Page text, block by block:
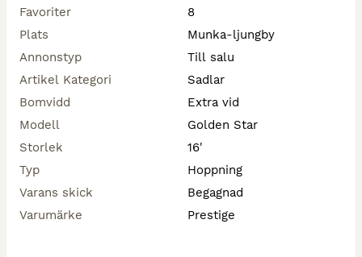
Favoriter
8
Plats
Munka-ljungby
Annonstyp
Till salu
Artikel Kategori
Sadlar
Bomvidd
Extra vid
Modell
Golden Star
Storlek
16'
Typ
Hoppning
Varans skick
Begagnad
Varumärke
Prestige